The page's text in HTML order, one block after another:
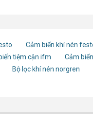
Cảm biến khí nén
tiệm cận ifm Cảm
Bộ lọc khí nén norgren